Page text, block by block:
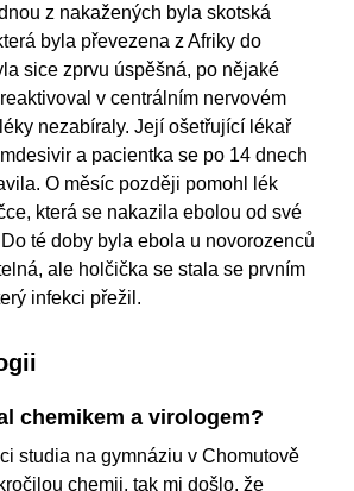
z nakažených byla skotská
byla převezena z Afriky do
sice zprvu úspěšná, po nějaké
v centrálním nervovém
nezabíraly. Její ošetřující lékař
a pacientka se po 14 dnech
O měsíc později pomohl lék
která se nakazila ebolou od své
té doby byla ebola u novorozenců
ale holčička se stala se prvním
infekci přežil.
chemikem a virologem?
studia na gymnáziu v Chomutově
chemii, tak mi došlo, že